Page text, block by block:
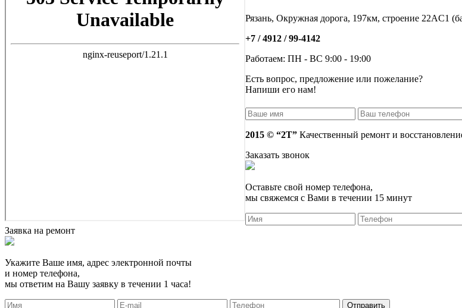
Рязань, Окружная дорога, 197км, строение 22АC1
+7 / 4912 /99-4142
Работаем: ПН - ВС 9:00 - 19:00
Есть вопрос, предложение или пожелание?
Напиши его нам!
2015 © “2T” Качественный ремонт и
Заказать звонок
Оставьте свой номер телефона,
мы свяжемся с Вами в течении 15 минут
Заявка на ремонт
Укажите Ваше имя, адрес электронной почты
и номер телефона,
мы ответим на Вашу заявку в течении 1 часа!